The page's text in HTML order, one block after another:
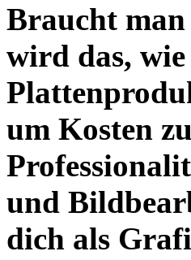
Braucht man
wird das,
um Kosten
und
dich als